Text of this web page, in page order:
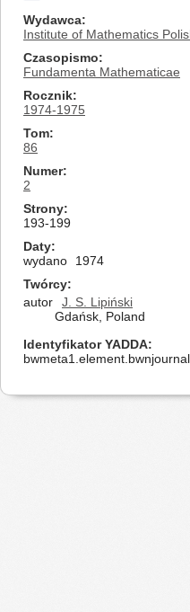
Wydawca
Institute of Mathematics
Czasopismo
Fundamenta Mathematicae
Rocznik
1974-1975
Tom
86
Numer
2
Strony
193-199
Daty
wydano
1974
Twórcy
autor
J. S. Lipiński
Gdańsk, Poland
Identyfikator YADDA